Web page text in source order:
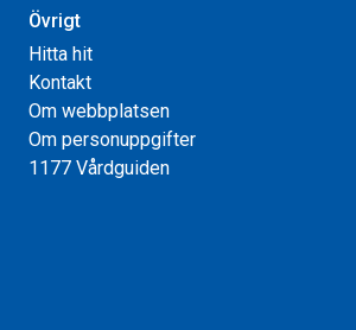
Övrigt
Hitta hit
Kontakt
Om webbplatsen
Om personuppgifter
1177 Vårdguiden